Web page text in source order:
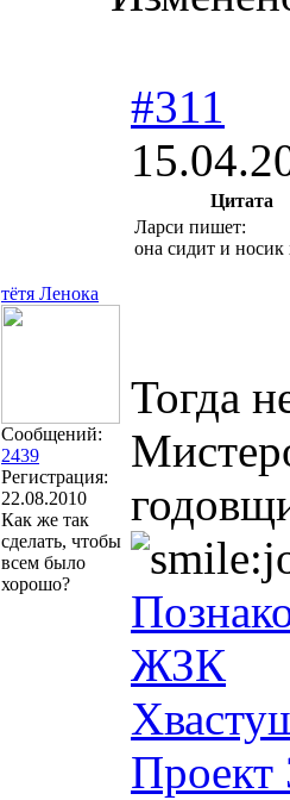
тётя Ленока
Сообщений:
2439
Регистрация:
22.08.2010
Как же так
сделать, чтобы
всем было
хорошо?
#311
Цитата
Ларси пишет:
она сидит и носик
Тогда
ЖЗК
Проект